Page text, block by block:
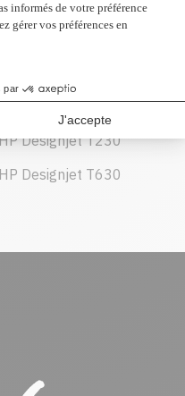
Designjet Studio Steel
Designjet T230
HP Designjet T630